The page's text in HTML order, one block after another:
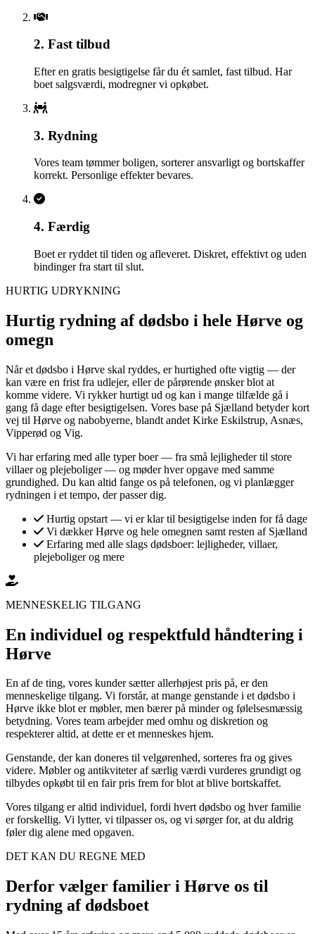
2. Fast tilbud
Efter en gratis besigtigelse får du ét samlet, fast tilbud. Har
boet salgsværdi, modregner vi opkøbet.
3. Rydning
Vores team tømmer boligen, sorterer ansvarligt og bortskaffer
korrekt. Personlige effekter bevares.
4. Færdig
Boet er ryddet til tiden og afleveret. Diskret, effektivt og uden
bindinger fra start til slut.
HURTIG UDRYKNING
Hurtig rydning af dødsbo i hele Hørve og
omegn
Når et dødsbo i Hørve skal ryddes, er hurtighed ofte vigtig — der
kan være en frist fra udlejer, eller de pårørende ønsker blot at
komme videre. Vi rykker hurtigt ud og kan i mange tilfælde gå i
gang få dage efter besigtigelsen. Vores base på Sjælland betyder kort
vej til Hørve og nabobyerne, blandt andet Kirke Eskilstrup, Asnæs,
Vipperød og Vig.
Vi har erfaring med alle typer boer — fra små lejligheder til store
villaer og plejeboliger — og møder hver opgave med samme
grundighed. Du kan altid fange os på telefonen, og vi planlægger
rydningen i et tempo, der passer dig.
Hurtig opstart — vi er klar til besigtigelse inden for få dage
Vi dækker Hørve og hele omegnen samt resten af Sjælland
Erfaring med alle slags dødsboer: lejligheder, villaer,
plejeboliger og mere
MENNESKELIG TILGANG
En individuel og respektfuld håndtering i
Hørve
En af de ting, vores kunder sætter allerhøjest pris på, er den
menneskelige tilgang. Vi forstår, at mange genstande i et dødsbo i
Hørve ikke blot er møbler, men bærer på minder og følelsesmæssig
betydning. Vores team arbejder med omhu og diskretion og
respekterer altid, at dette er et menneskes hjem.
Genstande, der kan doneres til velgørenhed, sorteres fra og gives
videre. Møbler og antikviteter af særlig værdi vurderes grundigt og
tilbydes opkøbt til en fair pris frem for blot at blive bortskaffet.
Vores tilgang er altid individuel, fordi hvert dødsbo og hver familie
er forskellig. Vi lytter, vi tilpasser os, og vi sørger for, at du aldrig
føler dig alene med opgaven.
DET KAN DU REGNE MED
Derfor vælger familier i Hørve os til
rydning af dødsboet